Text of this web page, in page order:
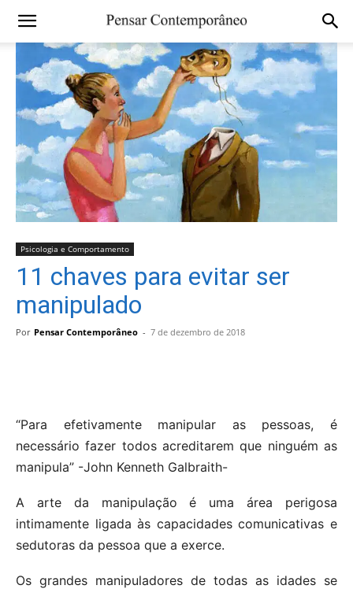
Psicologia e Comportamento
11 chaves para evitar ser
manipulado
Por Pensar Contemporâneo - 7 de dezembro de 2018
“Para efetivamente manipular as pessoas, é
necessário fazer todos acreditarem que ninguém as
manipula” -John Kenneth Galbraith-
A arte da manipulação é uma área perigosa
intimamente ligada às capacidades comunicativas e
sedutoras da pessoa que a exerce.
Os grandes manipuladores de todas as idades se